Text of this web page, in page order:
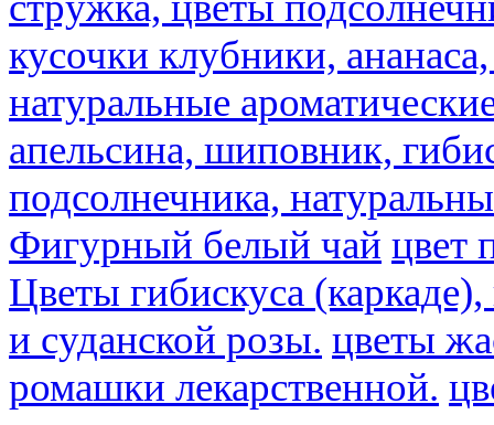
кусочки клубники,
натуральные
апельсина, шиповник,
подсолнечника,
Фигурный белый чай цвет
Цветы гибискуса
и суданской розы. цветы
ромашки лекарственной.